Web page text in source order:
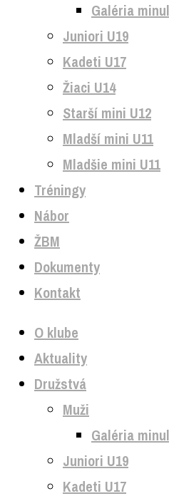
Galéria
Juniori U19
Kadeti U17
Žiaci U14
Starší mini U12
Mladší mini U11
Mladšie mini U11
Tréningy
Nábor
ŽBM
Dokumenty
Kontakt
O klube
Aktuality
Družstvá
Muži
Galéria
Juniori U19
Kadeti U17